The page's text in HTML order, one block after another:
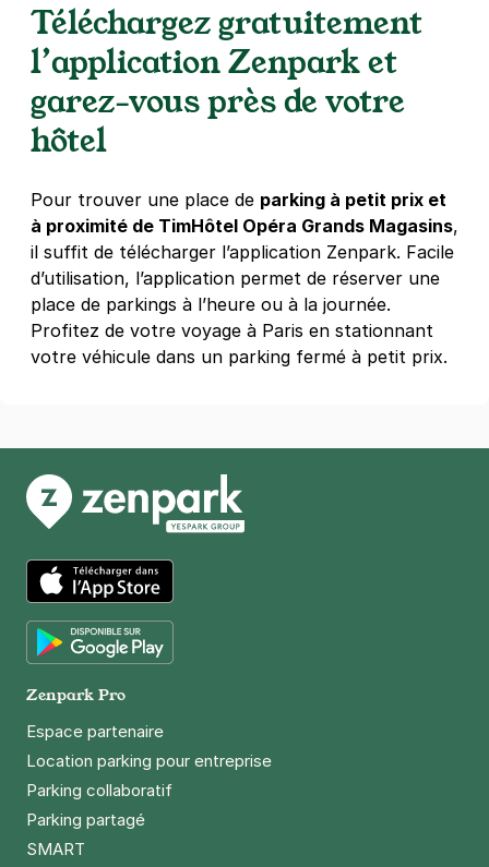
Réserver
Paris - Grands Boulevards - AB
4,3(1458 avis)
4 €/heure,31 €/jour,180 €/semaine(tarifs dégressifs)
Réserver
+ Abonnements disponibles
Téléchargez gratuitement
l’application Zenpark et
garez-vous près de votre
hôtel
Pour trouver une place de parking à petit prix et
à proximité de TimHôtel Opéra Grands Magasins,
il suffit de télécharger l’application Zenpark. Facile
d’utilisation, l’application permet de réserver une
place de parkings à l’heure ou à la journée.
Profitez de votre voyage à Paris en stationnant
votre véhicule dans un parking fermé à petit prix.
App Store
Zenpark Pro
Espace partenaire
Location parking pour entreprise
Parking collaboratif
Parking partagé
SMART